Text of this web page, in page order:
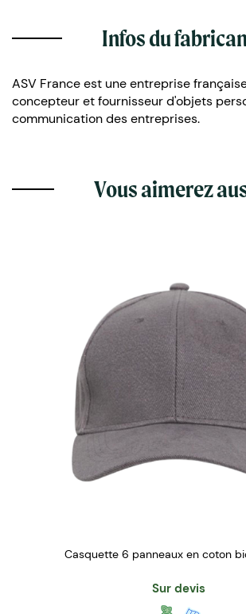
Infos du
ASV France est une entreprise
concepteur et fournisseur d'objets
communication des entreprises.
Vous aimerez
Casquette 6 panneaux en coton
Sur devis